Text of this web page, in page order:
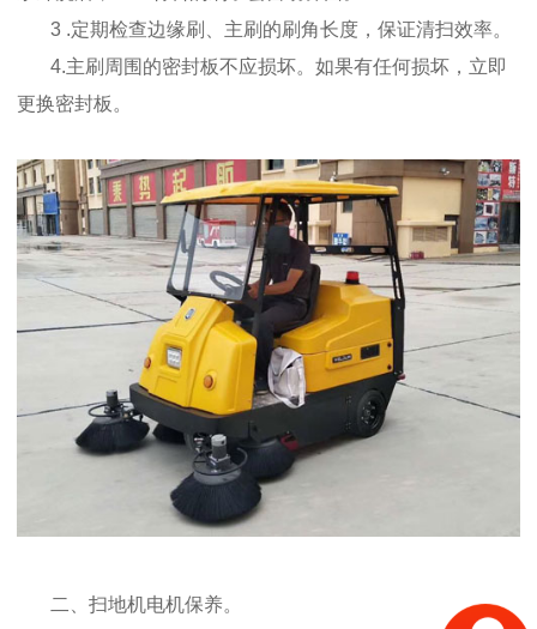
3 .定期检查边缘刷、主刷的刷角长度，保证清扫效率。
4.主刷周围的密封板不应损坏。如果有任何损坏，立即
更换密封板。
二、扫地机电机保养。